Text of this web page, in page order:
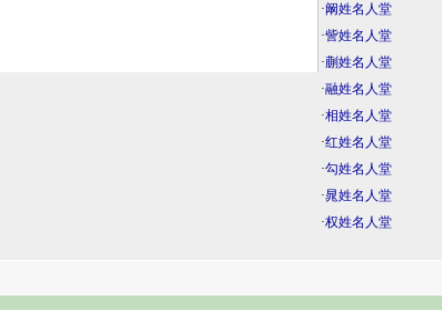
·阚姓名人堂
·訾姓名人堂
·蒯姓名人堂
·融姓名人堂
·相姓名人堂
·红姓名人堂
·勾姓名人堂
·晁姓名人堂
·权姓名人堂